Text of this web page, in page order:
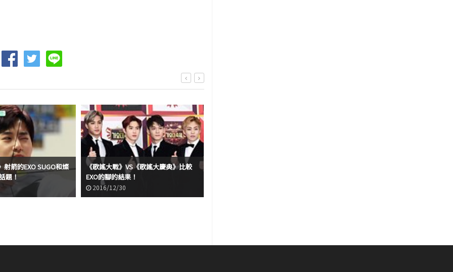
射箭的EXO SUGO和燦
題！
《歌謠大戰》VS《歌謠大慶典》比較
EXO的腳的結果！
2016/12/30